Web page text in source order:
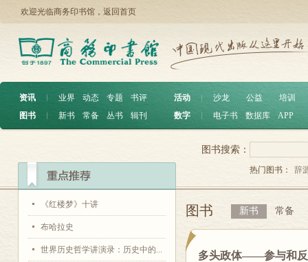
欢迎光临商务印书馆， 返回首页
资讯 ︱ 业界 动态 专题
书评
图书
︱ 新书 常备 丛书 辑刊
活动 沙龙 公益
培训
数字
电子书 数据库 APP
《红楼梦》十讲
布哈拉史
世界历史哲学讲演录：历史中的...
图书搜索：
热门图书： 辞
图书 新书 常备
多头政体——参与和